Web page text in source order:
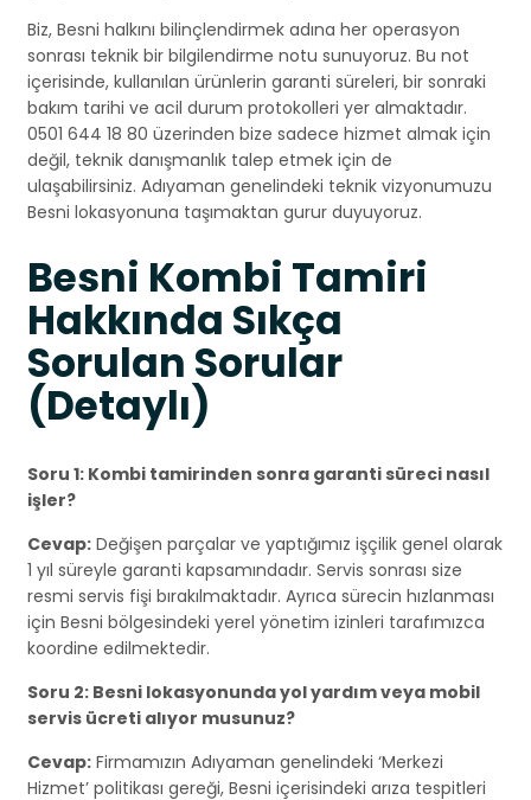
Biz, Besni halkını bilinçlendirmek adına her operasyon
sonrası teknik bir bilgilendirme notu sunuyoruz. Bu not
içerisinde, kullanılan ürünlerin garanti süreleri, bir sonraki
bakım tarihi ve acil durum protokolleri yer almaktadır.
0501 644 18 80 üzerinden bize sadece hizmet almak için
değil, teknik danışmanlık talep etmek için de
ulaşabilirsiniz. Adıyaman genelindeki teknik vizyonumuzu
Besni lokasyonuna taşımaktan gurur duyuyoruz.
Besni Kombi Tamiri
Hakkında Sıkça
Sorulan Sorular
(Detaylı)
Soru 1: Kombi tamirinden sonra garanti süreci nasıl
işler?
Cevap: Değişen parçalar ve yaptığımız işçilik genel olarak
1 yıl süreyle garanti kapsamındadır. Servis sonrası size
resmi servis fişi bırakılmaktadır. Ayrıca sürecin hızlanması
için Besni bölgesindeki yerel yönetim izinleri tarafımızca
koordine edilmektedir.
Soru 2: Besni lokasyonunda yol yardım veya mobil
servis ücreti alıyor musunuz?
Cevap: Firmamızın Adıyaman genelindeki ‘Merkezi
Hizmet’ politikası gereği, Besni içerisindeki arıza tespitleri